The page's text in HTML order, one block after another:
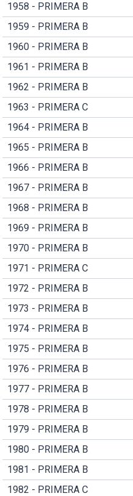
1958 - PRIMERA B
1959 - PRIMERA B
1960 - PRIMERA B
1961 - PRIMERA B
1962 - PRIMERA B
1963 - PRIMERA C
1964 - PRIMERA B
1965 - PRIMERA B
1966 - PRIMERA B
1967 - PRIMERA B
1968 - PRIMERA B
1969 - PRIMERA B
1970 - PRIMERA B
1971 - PRIMERA C
1972 - PRIMERA B
1973 - PRIMERA B
1974 - PRIMERA B
1975 - PRIMERA B
1976 - PRIMERA B
1977 - PRIMERA B
1978 - PRIMERA B
1979 - PRIMERA B
1980 - PRIMERA B
1981 - PRIMERA B
1982 - PRIMERA C